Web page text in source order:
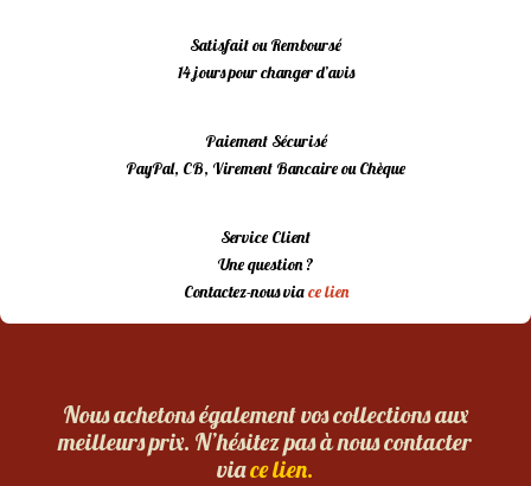
Satisfait ou Remboursé
14 jours pour changer d’avis
Paiement Sécurisé
PayPal, CB, Virement Bancaire ou Chèque
Service Client
Une question ?
Contactez-nous viace lien
Nous achetons également vos collections aux
meilleurs prix. N’hésitez pas à nous contacter
viace lien.